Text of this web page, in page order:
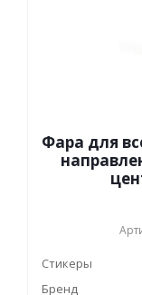
Фара для
Стикеры
Бренд